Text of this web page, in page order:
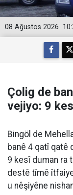
08 Ağustos 2026
Çolig de
vejiyo: 9
Bingöl de
banê 4 qatî qatê
9 kesî duman ra
destê tîmê
u nêşiyêne